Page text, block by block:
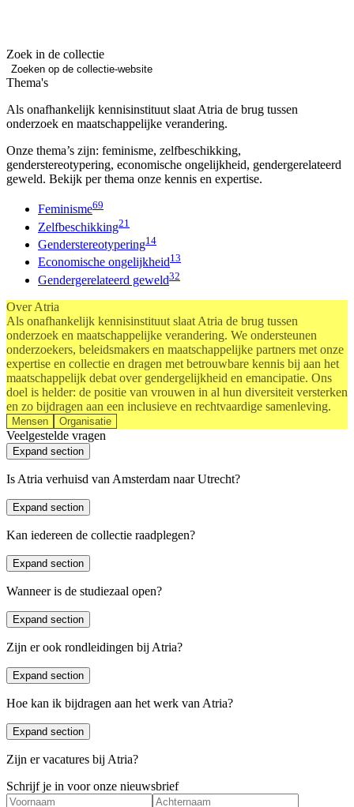
Zoek in de collectie
Zoeken op de collectie-website
Thema's
Als onafhankelijk kennisinstituut slaat Atria de brug tussen
onderzoek en maatschappelijke verandering.
Onze thema’s zijn: feminisme, zelfbeschikking,
genderstereotypering, economische ongelijkheid, gendergerelateerd
geweld. Bekijk per thema onze kennis en expertise.
Feminisme69
Zelfbeschikking21
Genderstereotypering14
Economische ongelijkheid13
Gendergerelateerd geweld32
Over Atria
Als onafhankelijk kennisinstituut slaat Atria de brug tussen
onderzoek en maatschappelijke verandering. We ondersteunen
onderzoekers, beleidsmakers en maatschappelijke partners met onze
expertise en collectie en dragen met betrouwbare kennis bij aan het
maatschappelijk debat over gendergelijkheid en emancipatie.​ Ons
doel is helder: de positie van vrouwen in al hun diversiteit versterken
en zo bijdragen aan een inclusieve en rechtvaardige samenleving.
Mensen Organisatie
Veelgestelde vragen
Expand section
Is Atria verhuisd van Amsterdam naar Utrecht?
Ja, Atria is verhuisd naar de Hamburgerstraat 28A in Utrecht.
Expand section
Kan iedereen de collectie raadplegen?
Ja, op afspraak kun je langskomen om archieven en tijdschriften in
te zien, en boeken te lenen. Online kun je altijd terecht. Bekijk onze
Expand section
Wanneer is de studiezaal open?
De studiezaal is open van dinsdag t/m donderdag, van 11:00 - 17:00
uur. Online is Atria altijd geopend. Kijk voor meer informatie op
Expand section
Zijn er ook rondleidingen bij Atria?
Nee, er worden de komende tijd geen rondleidingen gegeven.
Expand section
Hoe kan ik bijdragen aan het werk van Atria?
Op veel manieren, bijvoorbeeld door:
te doen aan ons steunfonds Aletta Jacobsfonds
je afstudeeronderzoek te doen over een onderwerp rond
gendergelijkheid, emancipatie en feminisme en je scriptie te
Expand section
Zijn er vacatures bij Atria?
Kijk opdeze paginaof er vacatures zijn.
Schrijf je in voor onze nieuwsbrief